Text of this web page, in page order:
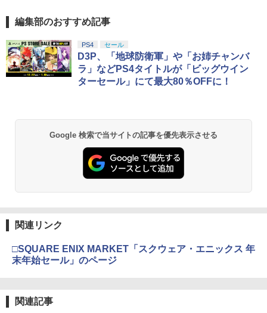
編集部のおすすめ記事
PS4 セール
D3P、「地球防衛軍」や「お姉チャンバ
ラ」などPS4タイトルが「ビッグウイン
ターセール」にて最大80％OFFに！
Google 検索で当サイトの記事を優先表示させる
関連リンク
□SQUARE ENIX MARKET「スクウェア・エニックス 年
末年始セール」のページ
関連記事